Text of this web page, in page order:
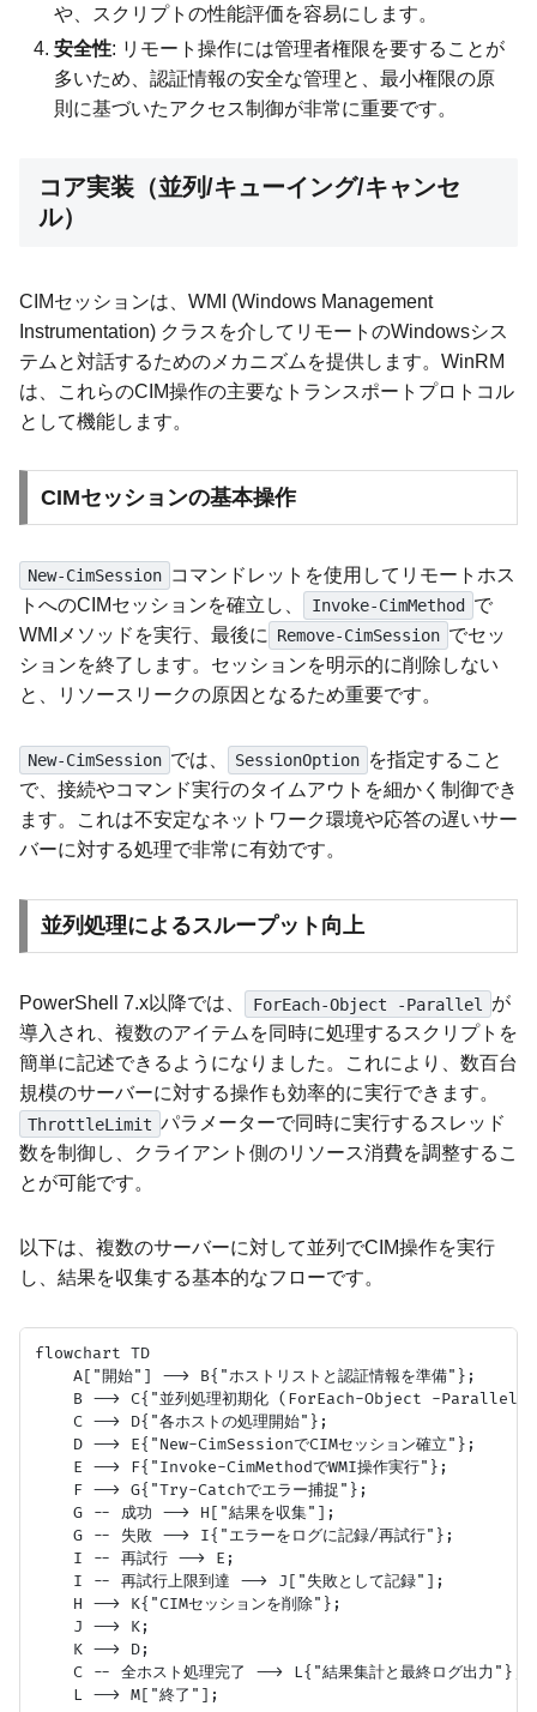
や、スクリプトの性能評価を容易にします。
安全性: リモート操作には管理者権限を要することが
多いため、認証情報の安全な管理と、最小権限の原
則に基づいたアクセス制御が非常に重要です。
コア実装（並列/キューイング/キャンセ
ル）
CIMセッションは、WMI (Windows Management
Instrumentation) クラスを介してリモートのWindowsシス
テムと対話するためのメカニズムを提供します。WinRM
は、これらのCIM操作の主要なトランスポートプロトコル
として機能します。
CIMセッションの基本操作
New-CimSession コマンドレットを使用してリモートホス
トへのCIMセッションを確立し、
Invoke-CimMethod
で
WMIメソッドを実行、最後に
Remove-CimSession でセッ
ションを終了します。セッションを明示的に削除しない
と、リソースリークの原因となるため重要です。
New-CimSession では、 SessionOption を指定すること
で、接続やコマンド実行のタイムアウトを細かく制御でき
ます。これは不安定なネットワーク環境や応答の遅いサー
バーに対する処理で非常に有効です。
並列処理によるスループット向上
PowerShell 7.x以降では、 ForEach-Object -Parallel
が
導入され、複数のアイテムを同時に処理するスクリプトを
簡単に記述できるようになりました。これにより、数百台
規模のサーバーに対する操作も効率的に実行できます。
ThrottleLimit パラメーターで同時に実行するスレッド
数を制御し、クライアント側のリソース消費を調整するこ
とが可能です。
以下は、複数のサーバーに対して並列でCIM操作を実行
し、結果を収集する基本的なフローです。
flowchart TD
    A["開始"] --> B{"ホストリストと認証情報を準備"};
B --> C{"並列処理初期化 (ForEach-Object -
    C --> D{"各ホストの処理開始"};
    D --> E{"New-CimSessionでCIMセッション確立"};
    E --> F{"Invoke-CimMethodでWMI操作実行"};
    F --> G{"Try-Catchでエラー捕捉"};
    G -- 成功 --> H["結果を収集"];
    G -- 失敗 --> I{"エラーをログに記録/再試行"};
    I -- 再試行 --> E;
    I -- 再試行上限到達 --> J["失敗として記録"];
    H --> K{"CIMセッションを削除"};
    J --> K;
    K --> D;
    C -- 全ホスト処理完了 --> L{"結果集計と最終ログ出力"};